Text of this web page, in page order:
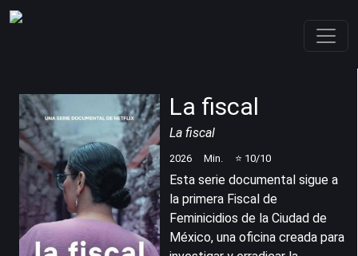
La fiscal
La fiscal
2026 Min. ⭐ 10/10
Esta serie documental sigue a
la primera Fiscal de
Feminicidios de la Ciudad de
México, una oficina creada para